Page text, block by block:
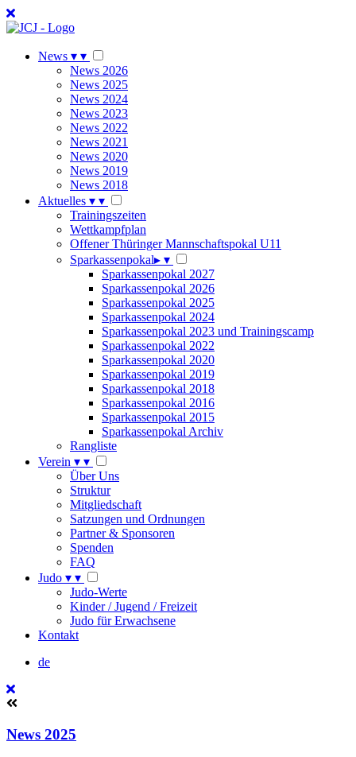
News ▾ ▾
News 2026
News 2025
News 2024
News 2023
News 2022
News 2021
News 2020
News 2019
News 2018
Aktuelles ▾ ▾
Trainingszeiten
Wettkampfplan
Offener Thüringer Mannschaftspokal U11
Sparkassenpokal▸ ▾
Sparkassenpokal 2027
Sparkassenpokal 2026
Sparkassenpokal 2025
Sparkassenpokal 2024
Sparkassenpokal 2023 und Trainingscamp
Sparkassenpokal 2022
Sparkassenpokal 2020
Sparkassenpokal 2019
Sparkassenpokal 2018
Sparkassenpokal 2016
Sparkassenpokal 2015
Sparkassenpokal Archiv
Rangliste
Verein ▾ ▾
Über Uns
Struktur
Mitgliedschaft
Satzungen und Ordnungen
Partner & Sponsoren
Spenden
FAQ
Judo ▾ ▾
Judo-Werte
Kinder / Jugend / Freizeit
Judo für Erwachsene
Kontakt
de
News 2025